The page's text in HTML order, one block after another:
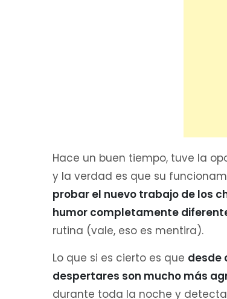
Hace un buen tiempo, tuve la
y la verdad es que su
probar el nuevo trabajo de los
humor completamente
rutina (vale, eso es mentira).
Lo que si es cierto es que desde
despertares son mucho más
durante toda la noche y